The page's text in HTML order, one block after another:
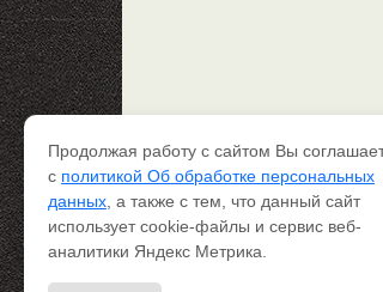
Каталог
Доставка и
Качество
Контакты
Продолжая работу с сайтом Вы
с политикой Об обработке персональных
данных , а также с тем, что данный сайт
использует cookie-файлы и сервис веб-
аналитики Яндекс Метрика.